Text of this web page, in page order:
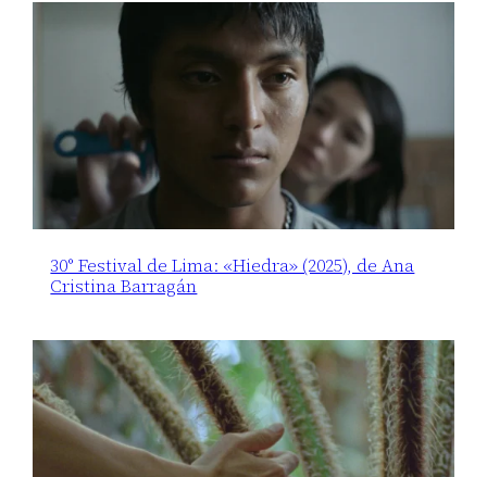
30° Festival de Lima: «Hiedra» (2025), de Ana
Cristina Barragán